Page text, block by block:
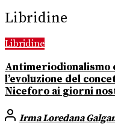
Libridine
Libridine
Antimeriodionalismo
l’evoluzione del
Niceforo ai giorni
Irma Loredana